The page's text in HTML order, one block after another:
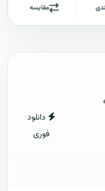
مقایسه
دانلود
فوری